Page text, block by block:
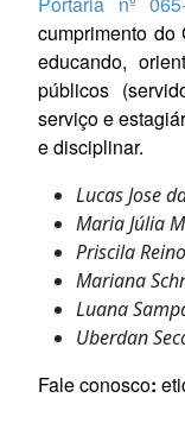
cumprimento do
educando,
públicos
serviço e
e disciplinar.
Lucas Jose
Maria Júlia
Priscila
Mariana
Luana
Uberdan
Fale conosco: